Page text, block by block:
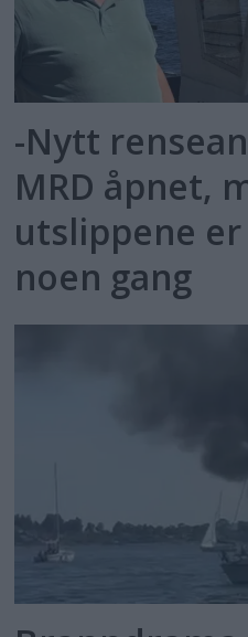
-Nytt
MRD åpnet,
utslippene
noen gang